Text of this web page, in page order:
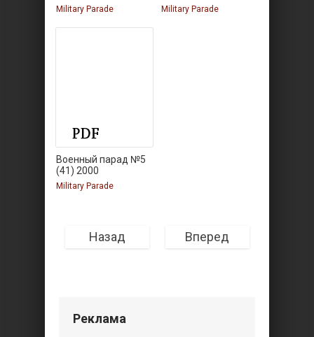
Military Parade Military Parade
Военный парад №5
(41) 2000
Military Parade
Назад Вперед
Реклама